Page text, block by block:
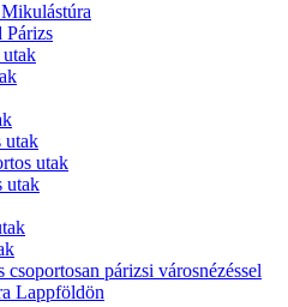
Párizs
utak
utak
utak
párizsi városnézéssel
Lappföldön